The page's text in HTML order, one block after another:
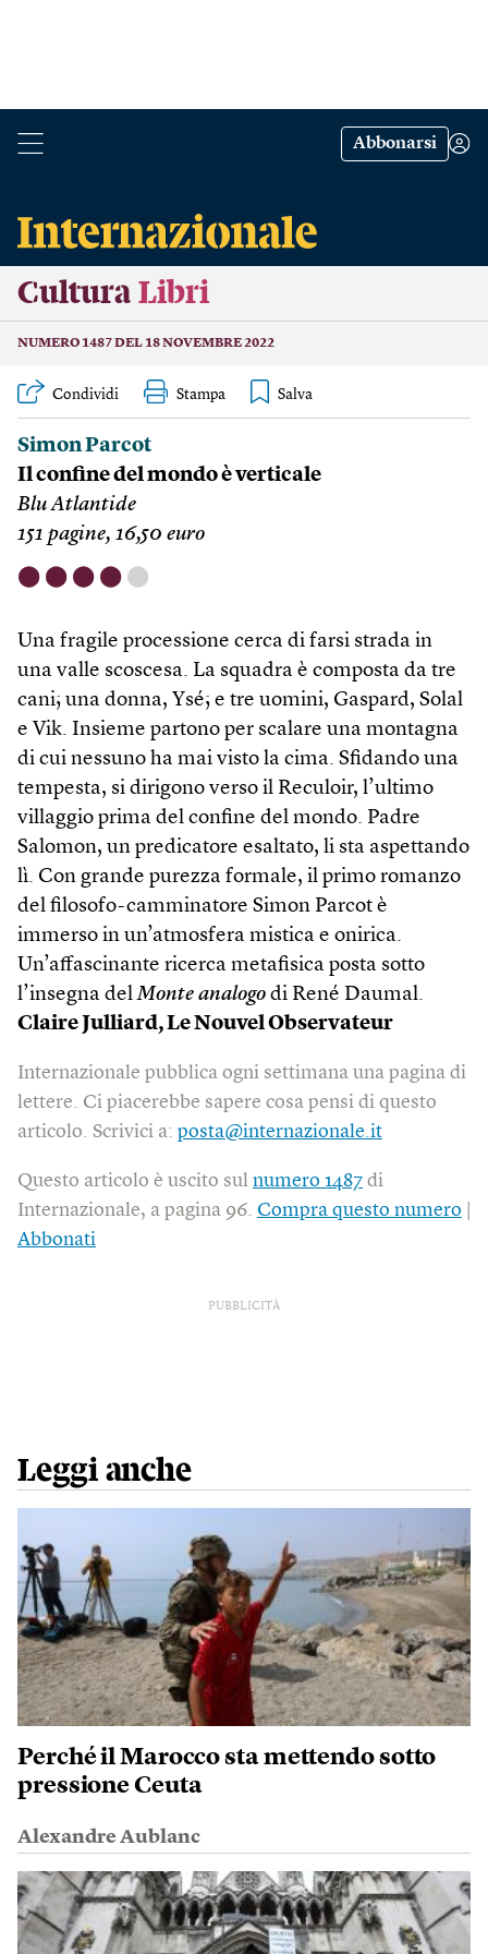
Abbonarsi
Cultura Libri
NUMERO 1487 DEL 18 NOVEMBRE 2022
Condividi Stampa
Simon Parcot
Il confine del mondo è verticale
Blu Atlantide
151 pagine, 16,50 euro
⬤ ⬤ ⬤ ⬤ ⬤
Una fragile processione cerca di farsi strada in
una valle scoscesa. La squadra è composta da tre
cani; una donna, Ysé; e tre uomini, Gaspard, Solal
e Vik. Insieme partono per scalare una montagna
di cui nessuno ha mai visto la cima. Sfidando una
tempesta, si dirigono verso il Reculoir, l’ultimo
villaggio prima del confine del mondo. Padre
Salomon, un predicatore esaltato, li sta aspettando
lì. Con grande purezza formale, il primo romanzo
del filosofo-camminatore Simon Parcot è
immerso in un’atmosfera mistica e onirica.
Un’affascinante ricerca metafisica posta sotto
l’insegna delMonte analogo di René Daumal.
Claire Julliard, Le Nouvel Observateur
Internazionale pubblica ogni settimana una pagina di
lettere. Ci piacerebbe sapere cosa pensi di questo
articolo. Scrivici a: posta@internazionale.it
Questo articolo è uscito sul numero 1487 di
Internazionale, a pagina 96. Compra questo numero
Abbonati
PUBBLICITÀ
Leggi anche
Perché il Marocco sta mettendo sotto
pressione Ceuta
Alexandre Aublanc